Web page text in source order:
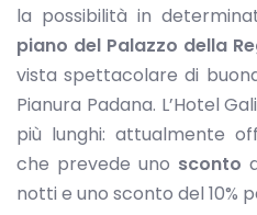
la possibilità in
piano del Palazzo della
vista spettacolare di
Pianura Padana. L’Hotel
più lunghi: attualmente
che prevede uno sconto
notti e uno sconto del 10%